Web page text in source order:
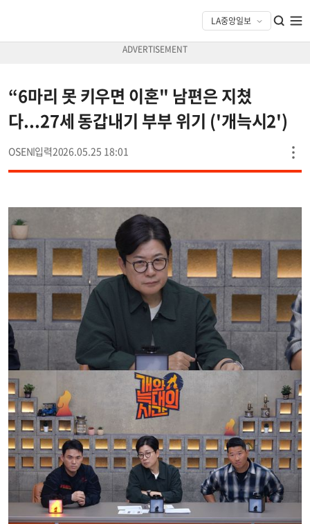
“6마리 못 키우면 이혼" 남편은 지쳤
다...27세 동갑내기 부부 위기 ('개늑시2')
OSEN 2026.05.25 18:01